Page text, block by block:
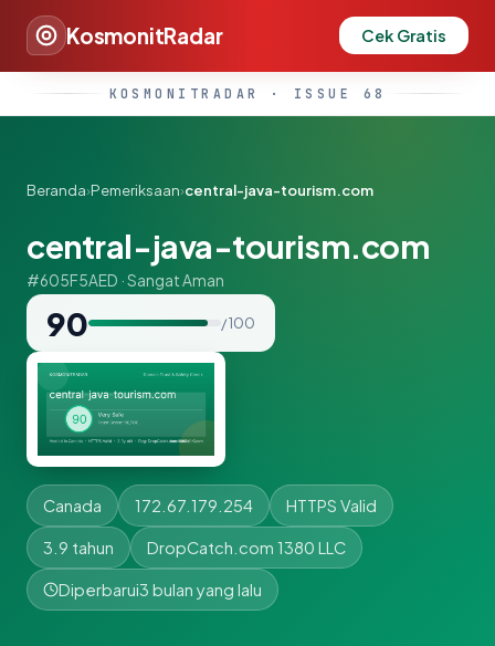
KosmonitRadar Cek Gratis
KOSMONITRADAR · ISSUE 68
Beranda›Pemeriksaan›central-java-tourism.com
central-java-tourism.com
#605F5AED · Sangat Aman
90 / 100
Canada 172.67.179.254 HTTPS Valid
3.9 tahun DropCatch.com 1380 LLC
Diperbarui3 bulan yang lalu